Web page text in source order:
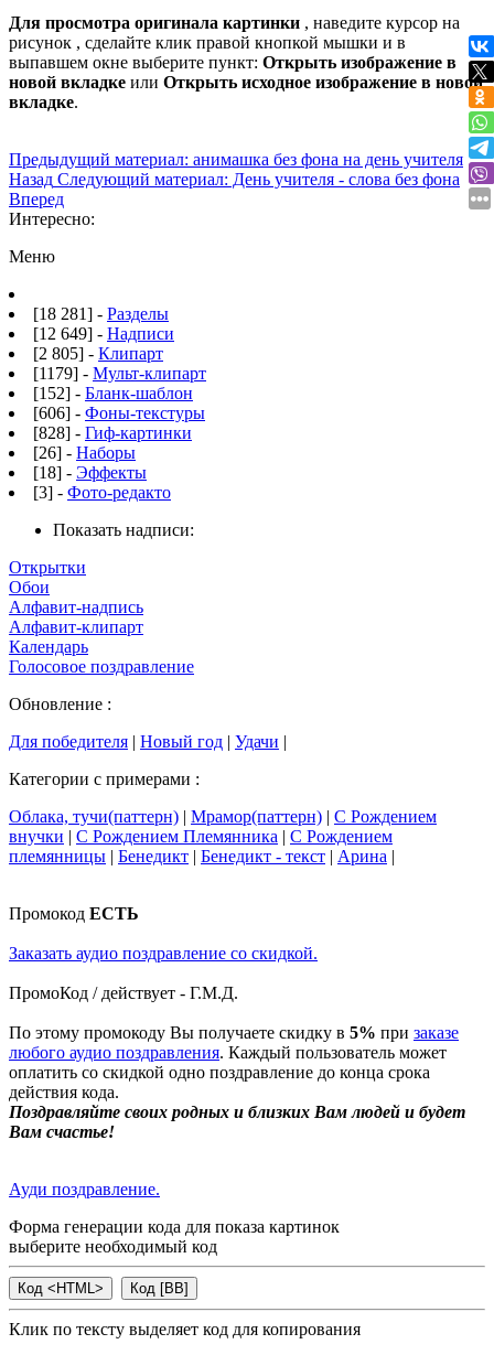
Для просмотра оригинала картинки , наведите курсор на
рисунок , сделайте клик правой кнопкой мышки и в
выпавшем окне выберите пункт: Открыть изображение в
новой вкладке или Открыть исходное изображение в новой
вкладке.
Предыдущий материал: анимашка без фона на день учителя
Назад Следующий материал: День учителя - слова без фона
Вперед
Интересно:
Меню
[18 281] - Разделы
[12 649] - Надписи
[2 805] - Клипарт
[1179] - Мульт-клипарт
[152] - Бланк-шаблон
[606] - Фоны-текстуры
[828] - Гиф-картинки
[26] - Наборы
[18] - Эффекты
[3] - Фото-редакто
Показать надписи:
Открытки
Обои
Алфавит-надпись
Алфавит-клипарт
Календарь
Голосовое поздравление
Обновление :
Для победителя | Новый год | Удачи |
Категории с примерами :
Облака, тучи(паттерн) | Мрамор(паттерн) | С Рождением
внучки | С Рождением Племянника | С Рождением
племянницы | Бенедикт | Бенедикт - текст | Арина |
Промокод ЕСТЬ
Заказать аудио поздравление со скидкой.
ПромоКод / действует - Г.М.Д.
По этому промокоду Вы получаете скидку в 5% при заказе
любого аудио поздравления. Каждый пользователь может
оплатить со скидкой одно поздравление до конца срока
действия кода.
Поздравляйте своих родных и близких Вам людей и будет
Вам счастье!
Ауди поздравление.
Форма генерации кода для показа картинок
выберите необходимый код
Клик по тексту выделяет код для копирования